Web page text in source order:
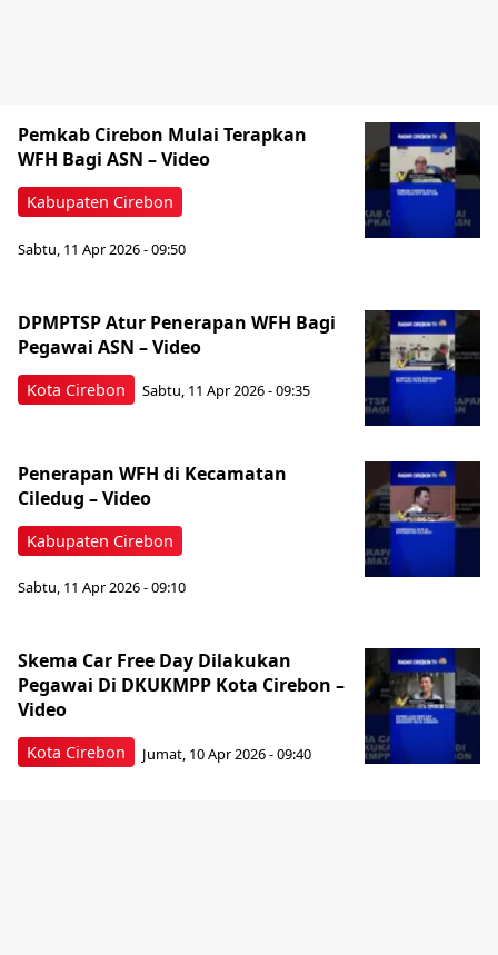
Kabupaten Cirebon
Pemkab Cirebon Mulai Terapkan
WFH Bagi ASN – Video
Sabtu, 11 Apr 2026 - 09:50
Kota Cirebon
DPMPTSP Atur Penerapan WFH Bagi
Pegawai ASN – Video
Sabtu, 11 Apr 2026 - 09:35
Kabupaten Cirebon
Penerapan WFH di Kecamatan
Ciledug – Video
Sabtu, 11 Apr 2026 - 09:10
Kota Cirebon
Skema Car Free Day Dilakukan
Pegawai Di DKUKMPP Kota Cirebon –
Video
Jumat, 10 Apr 2026 - 09:40